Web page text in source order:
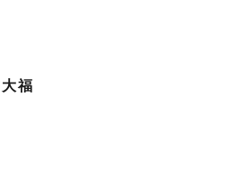
福